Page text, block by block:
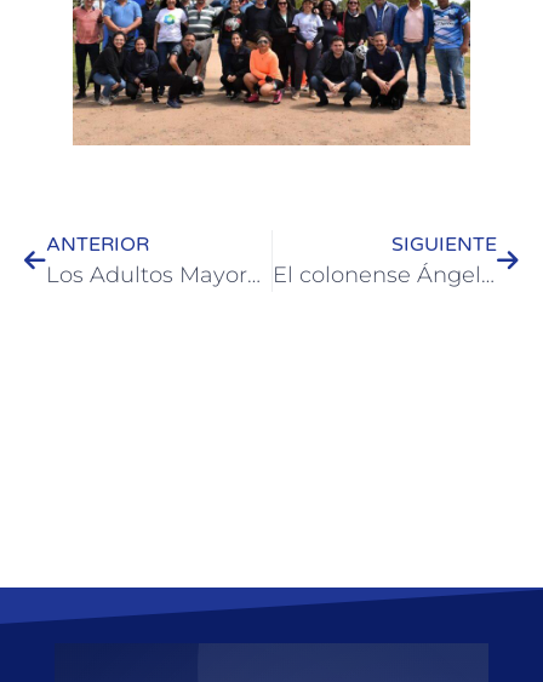
ANTERIOR
Los Adultos Mayores de Colón tuvieron su tradicional quema del muñeco
SIGUIENTE
El colonense Ángel Pires obtuvo el 1° puesto en Open Paralímpico de Atletismo